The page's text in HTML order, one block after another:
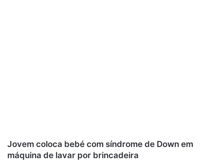
Jovem coloca bebé com síndrome de Down em
máquina de lavar por brincadeira